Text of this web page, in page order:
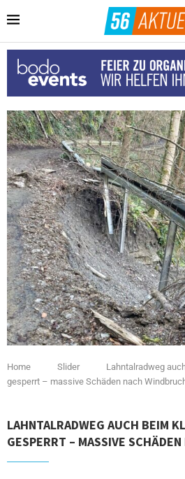
Home Slider
Lahntalradweg
gesperrt – massive Schäden nach
LAHNTALRADWEG AUCH BEIM
GESPERRT – MASSIVE